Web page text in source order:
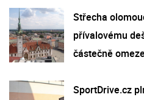
Střecha
přívalovému
částečně
SportDrive.cz